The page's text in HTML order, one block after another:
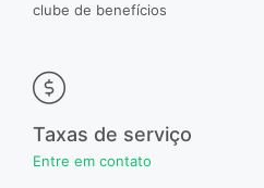
clube de benefícios
Taxas de serviço
Entre em contato